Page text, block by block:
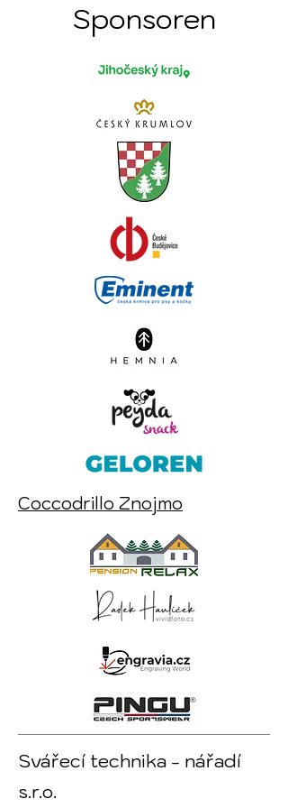
Sponsoren
Coccodrillo Znojmo
Svářecí technika - nářadí
s.r.o.